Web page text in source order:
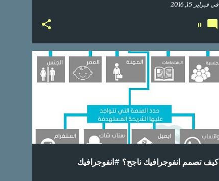
فيفبراير 15, 2016
0
كيف تصمم انفوجرافيك ناجح؟ #انفوجرافيك
انفوجرافيك تسويق محتوى عربي